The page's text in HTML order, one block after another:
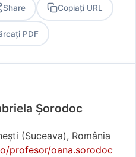
Share Copiați URL
PDF
Șorodoc
(Suceava), România
profesor/oana.sorodoc